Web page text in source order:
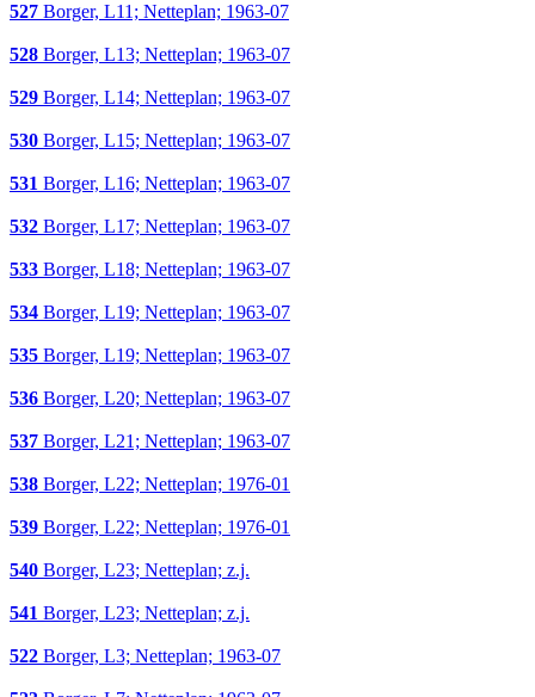
527 Borger, L11; Netteplan; 1963-07
528 Borger, L13; Netteplan; 1963-07
529 Borger, L14; Netteplan; 1963-07
530 Borger, L15; Netteplan; 1963-07
531 Borger, L16; Netteplan; 1963-07
532 Borger, L17; Netteplan; 1963-07
533 Borger, L18; Netteplan; 1963-07
534 Borger, L19; Netteplan; 1963-07
535 Borger, L19; Netteplan; 1963-07
536 Borger, L20; Netteplan; 1963-07
537 Borger, L21; Netteplan; 1963-07
538 Borger, L22; Netteplan; 1976-01
539 Borger, L22; Netteplan; 1976-01
540 Borger, L23; Netteplan; z.j.
541 Borger, L23; Netteplan; z.j.
522 Borger, L3; Netteplan; 1963-07